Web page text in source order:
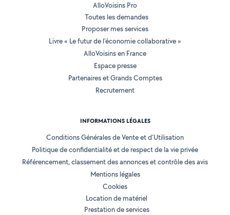
AlloVoisins Pro
Toutes les demandes
Proposer mes services
Livre « Le futur de l'économie collaborative »
AlloVoisins en France
Espace presse
Partenaires et Grands Comptes
Recrutement
INFORMATIONS LÉGALES
Conditions Générales de Vente et d'Utilisation
Politique de confidentialité et de respect de la vie privée
Référencement, classement des annonces et contrôle des avis
Mentions légales
Cookies
Location de matériel
Prestation de services